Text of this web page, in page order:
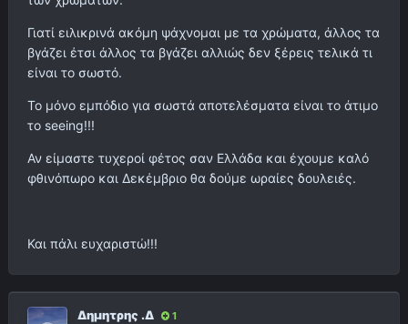
Γιατί ειλικρινά ακόμη ψάχνομαι με τα χρώματα, άλλος τα
βγάζει έτσι άλλος τα βγάζει αλλιώς δεν ξέρεις τελικά τι
είναι το σωστό.
Το μόνο εμπόδιο για σωστά αποτελέσματα είναι το άτιμο
το seeing!!!
Αν είμαστε τυχεροί φέτος σαν Ελλάδα και έχουμε καλό
φθινόπωρο και Δεκέμβριο θα δούμε ωραίες δουλειές.
Και πάλι ευχαριστώ!!!
Δημητρης .Δ 1